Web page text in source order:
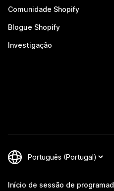
Comunidade Shopify
Blogue Shopify
Investigação
Início de sessão de